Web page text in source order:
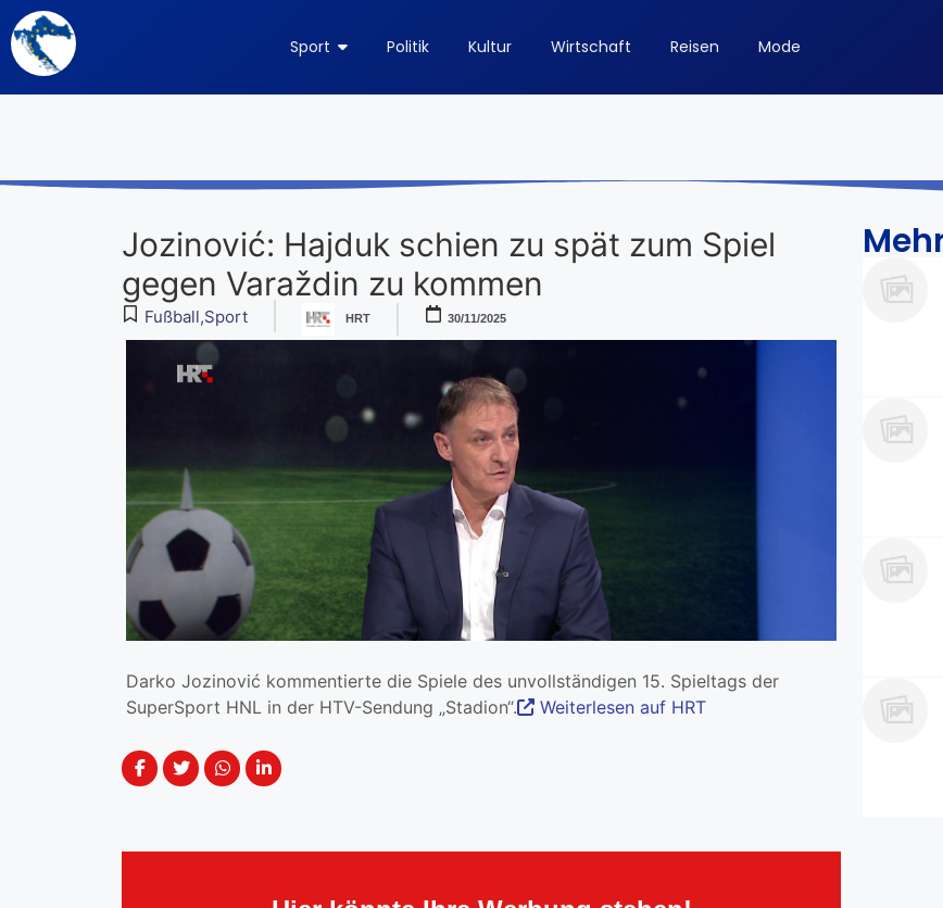
Sport Politik Kultur Wirtschaft Reisen Mode
Jozinović: Hajduk schien zu spät zum Spiel
gegen Varaždin zu kommen
Fußball,Sport HRT 30/11/2025
Darko Jozinović kommentierte die Spiele des unvollständigen 15. Spieltags der
SuperSport HNL in der HTV-Sendung „Stadion“.
Weiterlesen auf HRT